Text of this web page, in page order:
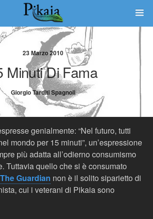
23 Marzo 2010
Minuti Di Fama
Giorgio Tarditi Spagnoli
genialmente: “Nel futuro, tutti
mondo per 15 minuti”, un’espressione
più adatta all’odierno consumismo
Tuttavia quello che si è consumato
The Guardian non è il solito siparietto di
cui i veterani di Pikaia sono